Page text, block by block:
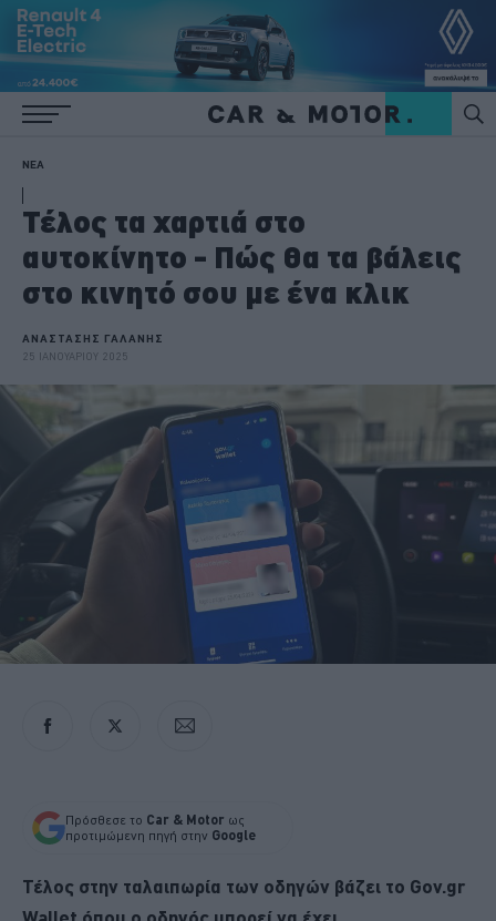
ΝΕΑ
Τέλος τα χαρτιά στο
αυτοκίνητο - Πώς θα τα βάλεις
στο κινητό σου με ένα κλικ
ΑΝΑΣΤΑΣΗΣ ΓΑΛΑΝΗΣ
25 ΙΑΝΟΥΑΡΙΟΥ 2025
Πρόσθεσε το Car & Motor ως
προτιμώμενη πηγή στην Google
Τέλος στην ταλαιπωρία των οδηγών βάζει το Gov.gr